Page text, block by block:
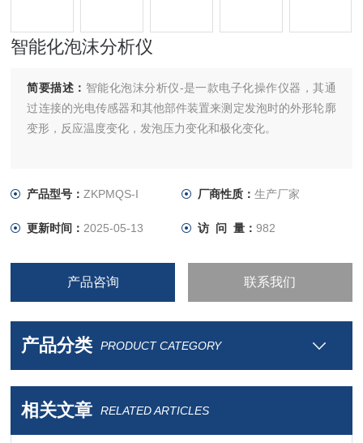
智能化泡沫分析仪
简要描述： 智能化泡沫分析仪-是一款电子化操作仪器，其通
过连接的光电传感器和其他部件装置来测定发泡时的外形轮廓
变形，反应温度变化，发泡压力变化和极化变化。
产品型号：ZKPMQS-I 厂商性质： 生产厂家
更新时间： 2025-05-13 访 问 量： 982
产品咨询 联系我们
产品分类 PRODUCT CATEGORY
相关文章 RELATED ARTICLES